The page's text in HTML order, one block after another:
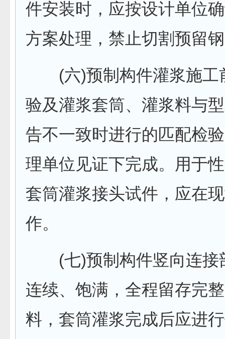
件安装时，应按设计单位
方案处理，禁止切割预留
(六)预制构件灌浆施工
验及灌浆套筒、灌浆料与
告不一致时进行的匹配检
理单位见证下完成。用于
套筒灌浆接头试件，应在
作。
(七)预制构件竖向连接
连续、饱满，全程留存完
料，套筒灌浆完成后应进